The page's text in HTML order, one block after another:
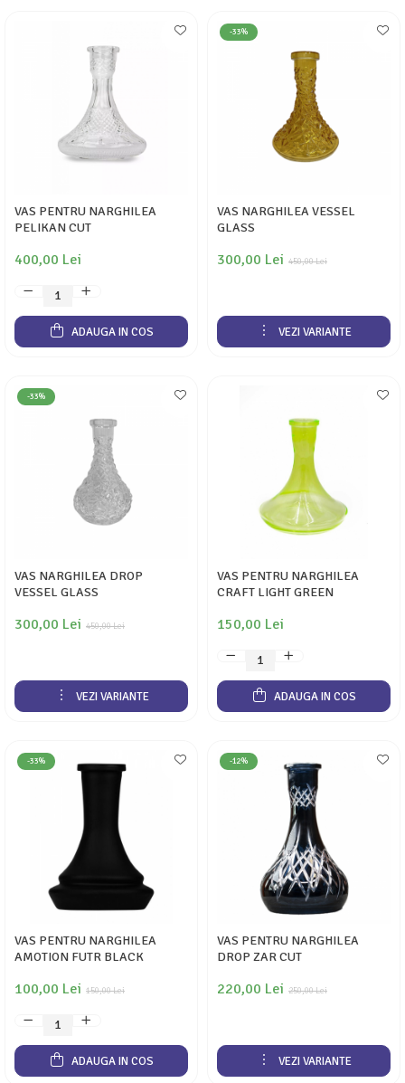
VAS PENTRU NARGHILEA
PELIKAN CUT
400,00 Lei
ADAUGA IN COS
-33%
VAS NARGHILEA VESSEL
GLASS
450,00 Lei
300,00 Lei
VEZI VARIANTE
-33%
VAS NARGHILEA DROP
VESSEL GLASS
450,00 Lei
300,00 Lei
VEZI VARIANTE
VAS PENTRU NARGHILEA
CRAFT LIGHT GREEN
150,00 Lei
ADAUGA IN COS
-33%
VAS PENTRU NARGHILEA
AMOTION FUTR BLACK
150,00 Lei
100,00 Lei
ADAUGA IN COS
-12%
VAS PENTRU NARGHILEA
DROP ZAR CUT
250,00 Lei
220,00 Lei
VEZI VARIANTE